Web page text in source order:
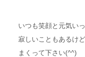
いつも笑顔と元気い
寂しいこともあるけ
まくって下さい(^^)